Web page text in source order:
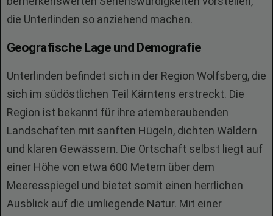
die Unterlinden so anziehend machen.
Geografische Lage und Demografie
Unterlinden befindet sich in der Region Wolfsberg, die
sich im südöstlichen Teil Kärntens erstreckt. Die
Region ist bekannt für ihre atemberaubenden
Landschaften mit sanften Hügeln, dichten Wäldern
und klaren Gewässern. Die Ortschaft selbst liegt auf
einer Höhe von etwa 600 Metern über dem
Meeresspiegel und bietet somit einen herrlichen
Ausblick auf die umliegende Natur. Mit einer